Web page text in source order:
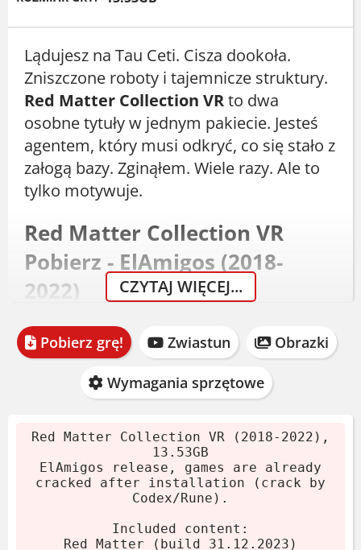
Lądujesz na Tau Ceti. Cisza dookoła.
Zniszczone roboty i tajemnicze struktury.
Red Matter Collection VRto dwa
osobne tytuły w jednym pakiecie. Jesteś
agentem, który musi odkryć, co się stało z
załogą bazy. Zginąłem. Wiele razy. Ale to
tylko motywuje.
Red Matter Collection VR
Pobierz - ElAmigos (2018-
2022)
Wydanie ElAmigos zawiera
Red Matter 1
(build 31.12.2023) iRed Matter 2(build
19.09.2023). Całość waży13.53 GB
od Codex/Rune dodawany podczas
Pobierz archiwum.
Wypakuj pliki (7-Zip lub WinRAR).
Zamontuj obraz płyty lub wypal.
Uruchom instalator. Crack doda się
CZYTAJ WIĘCEJ...
Pobierz grę! Zwiastun Obrazki
Wymagania sprzętowe
Red Matter Collection VR (2018-2022),
13.53GB
ElAmigos release, games are already
cracked after installation (crack by
Codex/Rune).
Included content:
Red Matter (build 31.12.2023)